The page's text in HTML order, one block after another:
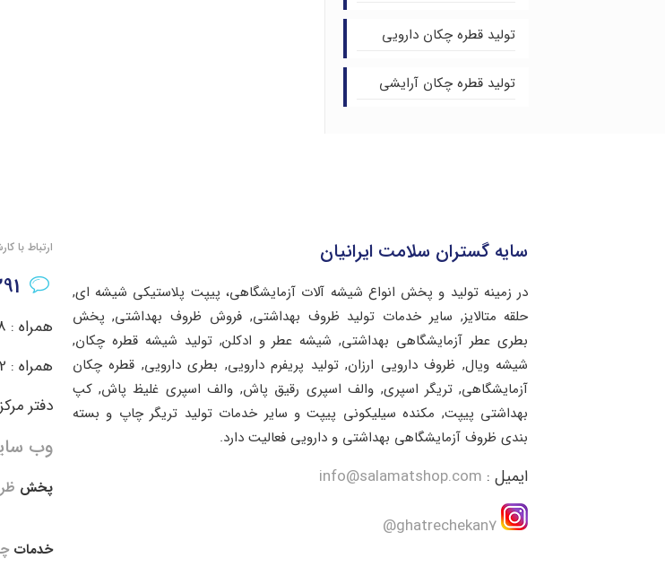
تولید قطره چکان دارویی
تولید قطره چکان آرایشی
سایه گستران سلامت ایرانیان
در زمینه تولید و پخش انواع شیشه آلات آزمایشگاهی، پیپت پلاستیکی شیشه ای,
حلقه متالایز, سایر خدمات تولید ظروف بهداشتی, فروش ظروف بهداشتی, پخش
بطری عطر آزمایشگاهی بهداشتی, شیشه عطر و ادکلن, تولید شیشه قطره چکان,
شیشه ویال, ظروف دارویی ارزان, تولید پریفرم دارویی, بطری دارویی, قطره چکان
آزمایشگاهی, تریگر اسپری, والف اسپری رقیق پاش, والف اسپری غلیظ پاش, کپ
بهداشتی پیپت, مکنده سیلیکونی پیپت و سایر خدمات تولید تریگر چاپ و بسته
بندی ظروف آزمایشگاهی بهداشتی و دارویی فعالیت دارد.
ایمیل : info@salamatshop.com
ghatrechekan7@
ارتباط
همراه : 09215649918
همراه : 09352842602
دفتر مرکزی : 8767
وب
پخش
خدمات